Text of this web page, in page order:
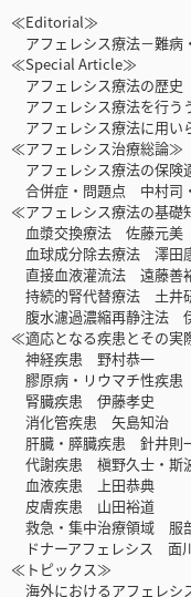
≪Editorial≫
アフェレシス療法－難
≪Special Article≫
アフェレシス療法の歴
アフェレシス療法を行
アフェレシス療法に用
≪アフェレシス治療総論≫
アフェレシス療法の保
合併症・問題点 中村司
≪アフェレシス療法の基礎
血漿交換療法 佐藤元美
血球成分除去療法 澤田
直接血液灌流法 遠藤善
持続的腎代替療法 土井
腹水濾過濃縮再静注法
≪適応となる疾患とその実
神経疾患 野村恭一
膠原病・リウマチ性疾
腎臓疾患 伊藤孝史
消化管疾患 矢島知治
肝臓・膵臓疾患 針井則
代謝疾患 槇野久士・斯
血液疾患 上田恭典
皮膚疾患 山田裕道
救急・集中治療領域 服
ドナーアフェレシス 面
≪トピックス≫
海外におけるアフェレ